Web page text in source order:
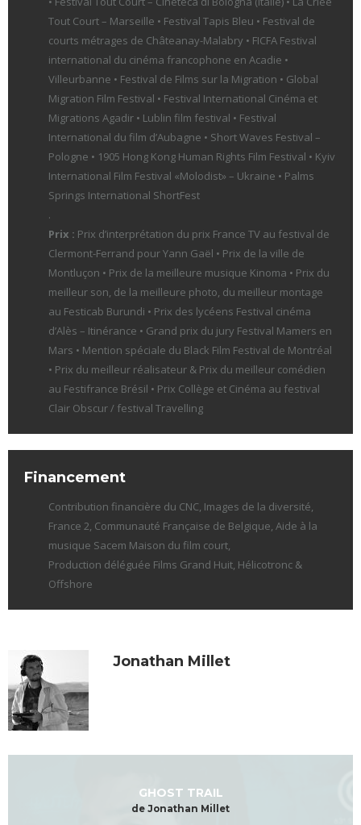
Tout Court – Marseille • Festival Tapis Bleu • Festival de
courts métrages de Châteanay-Malabry • FICFA Festival
international du cinéma francophone en Acadie •
Villeurbanne • Festival de Films sur la Migration • Global
Migration Film Festival • Festival International Cinéma et
Migrations Agadir • Lublin film festival • Festival
International du film d’Aubagne • Short Waves Festival –
Pologne • 1905 Hong Kong Human Rights Film Festival • Kyiv
International Film Festival «Molodist» – Ukraine • Palms
Springs International ShortFest
.
Prix : Prix d’interprétation du prix France TV au festival de
Clermont-Ferrand pour Yann Gaël • Prix de la ville de
Montluçon • Prix de la meilleure musique Kinoma • Prix du
meilleur son, de la meilleure photo, du meilleur montage
au Festicab Burundi • Prix des lycéens Festival cinéma
d’Alès – Itinérance • Grand prix du jury Festival Mamers en
Mars • Mention spéciale du Black Film Festival de Montréal
• Prix du meilleur réalisateur & Prix du meilleur comédien
au Festifrance Brésil • Prix Collège et Cinéma au festival
Clair Obscur / festival Travelling
Financement
Contribution financière du CNC, Images de la diversité,
France 2, Communauté Française de Belgique, Aide à la
musique Sacem Maison du film court,
Production déléguée Films Grand Huit, Hélicotronc &
Offshore
Jonathan Millet
GHOST TRAIL
de Jonathan Millet